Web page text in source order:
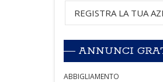
REGISTRA LA TUA
ANNUNCI
ABBIGLIAMENTO